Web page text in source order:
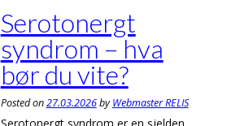
Serotonergt
syndrom – hva
bør du vite?
Posted on27.03.2026byWebmaster RELIS
Serotonergt syndrom er en sjelden